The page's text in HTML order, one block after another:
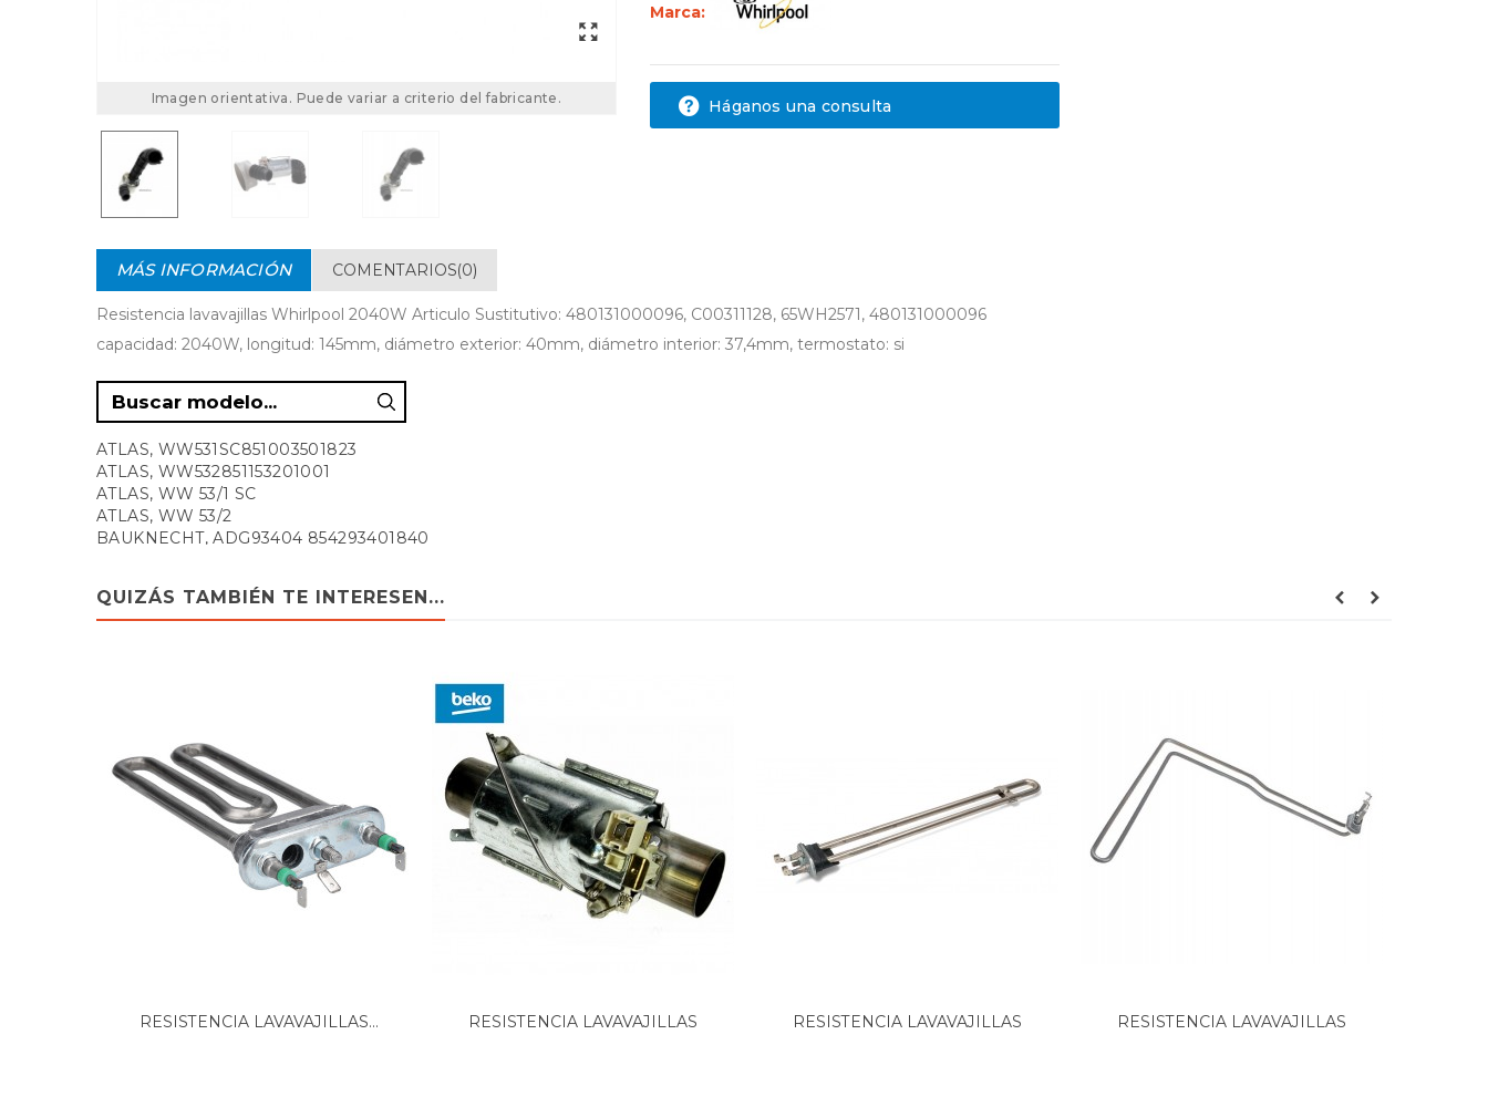
Imagen orientativa. Puede variar a criterio del fabricante.
Marca:
Háganos una consulta
MÁS INFORMACIÓN COMENTARIOS(0)
Resistencia lavavajillas Whirlpool 2040W Articulo Sustitutivo: 480131000096, C00311128, 65WH2571, 480131000096
capacidad: 2040W, longitud: 145mm, diámetro exterior: 40mm, diámetro interior: 37,4mm, termostato: si
ATLAS, WW531SC851003501823
ATLAS, WW532851153201001
ATLAS, WW 53/1 SC
ATLAS, WW 53/2
BAUKNECHT, ADG93404 854293401840
BAUKNECHT, GSF100POWERIN 854840422951
BAUKNECHT, GSF100POWERIN 854840422952
BAUKNECHT, GSF100POWERWS 854840222961
BAUKNECHT, GSF100POWERWS 854840422942
BAUKNECHT, GSF180POWERWS 854812227110
BAUKNECHT, GSF190POWERIN 854812227211
BAUKNECHT, GSF2500 854840316000
BAUKNECHT, GSF2501 854840316010
BAUKNECHT, GSF2501 854840316011
BAUKNECHT, GSF2990 854842316721
BAUKNECHT, GSF2990 854842316722
BAUKNECHT, GSF2990 854842316723
BAUKNECHT, GSF60303AWS 854896322020
QUIZÁS TAMBIÉN TE INTERESEN...
RESISTENCIA LAVAVAJILLAS...
RESISTENCIA LAVAVAJILLAS
RESISTENCIA LAVAVAJILLAS
RESISTENCIA LAVAVAJILLAS